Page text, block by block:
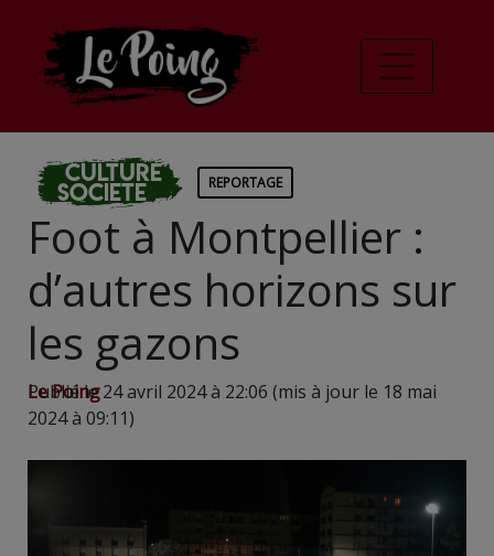
Culture
Societe REPORTAGE
Foot à Montpellier :
d’autres horizons sur
les gazons
Le Poing
Publié le 24 avril 2024 à 22:06 (mis à jour le 18 mai
2024 à 09:11)